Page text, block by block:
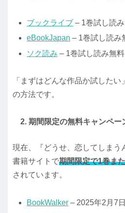
ブックライブ – 1巻試し読
eBookJapan – 1巻試し読み
ソク読み – 1巻試し読み無料
「まずはどんな作品か試した
の方法です。
2. 期間限定の無料キャンペー
現在、『どうせ、恋してしまう
書籍サイトで期間限定で1巻ま
されています。
BookWalker – 2025年2月7